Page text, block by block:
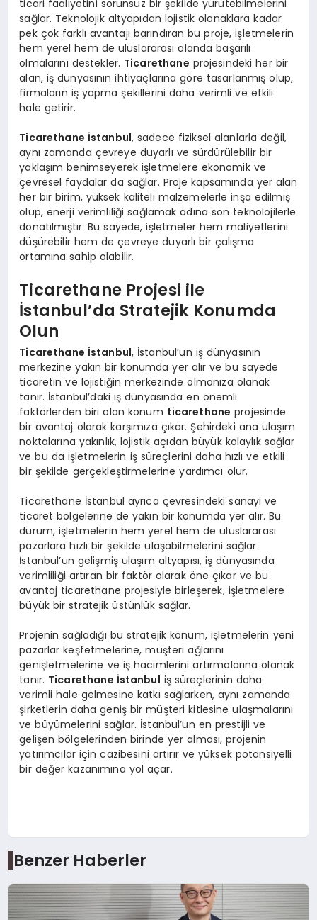
ticari faaliyetini sorunsuz bir şekilde yürütebilmelerini
sağlar. Teknolojik altyapıdan lojistik olanaklara kadar
pek çok farklı avantajı barındıran bu proje, işletmelerin
hem yerel hem de uluslararası alanda başarılı
olmalarını destekler. Ticarethane projesindeki her bir
alan, iş dünyasının ihtiyaçlarına göre tasarlanmış olup,
firmaların iş yapma şekillerini daha verimli ve etkili
hale getirir.
Ticarethane İstanbul, sadece fiziksel alanlarla değil,
aynı zamanda çevreye duyarlı ve sürdürülebilir bir
yaklaşım benimseyerek işletmelere ekonomik ve
çevresel faydalar da sağlar. Proje kapsamında yer alan
her bir birim, yüksek kaliteli malzemelerle inşa edilmiş
olup, enerji verimliliği sağlamak adına son teknolojilerle
donatılmıştır. Bu sayede, işletmeler hem maliyetlerini
düşürebilir hem de çevreye duyarlı bir çalışma
ortamına sahip olabilir.
Ticarethane Projesi ile
İstanbul’da Stratejik Konumda
Olun
Ticarethane İstanbul, İstanbul’un iş dünyasının
merkezine yakın bir konumda yer alır ve bu sayede
ticaretin ve lojistiğin merkezinde olmanıza olanak
tanır. İstanbul’daki iş dünyasında en önemli
faktörlerden biri olan konum ticarethane projesinde
bir avantaj olarak karşımıza çıkar. Şehirdeki ana ulaşım
noktalarına yakınlık, lojistik açıdan büyük kolaylık sağlar
ve bu da işletmelerin iş süreçlerini daha hızlı ve etkili
bir şekilde gerçekleştirmelerine yardımcı olur.
Ticarethane İstanbul ayrıca çevresindeki sanayi ve
ticaret bölgelerine de yakın bir konumda yer alır. Bu
durum, işletmelerin hem yerel hem de uluslararası
pazarlara hızlı bir şekilde ulaşabilmelerini sağlar.
İstanbul’un gelişmiş ulaşım altyapısı, iş dünyasında
verimliliği artıran bir faktör olarak öne çıkar ve bu
avantaj ticarethane projesiyle birleşerek, işletmelere
büyük bir stratejik üstünlük sağlar.
Projenin sağladığı bu stratejik konum, işletmelerin yeni
pazarlar keşfetmelerine, müşteri ağlarını
genişletmelerine ve iş hacimlerini artırmalarına olanak
tanır. Ticarethane İstanbul iş süreçlerinin daha
verimli hale gelmesine katkı sağlarken, aynı zamanda
şirketlerin daha geniş bir müşteri kitlesine ulaşmalarını
ve büyümelerini sağlar. İstanbul’un en prestijli ve
gelişen bölgelerinden birinde yer alması, projenin
yatırımcılar için cazibesini artırır ve yüksek potansiyelli
bir değer kazanımına yol açar.
Benzer Haberler